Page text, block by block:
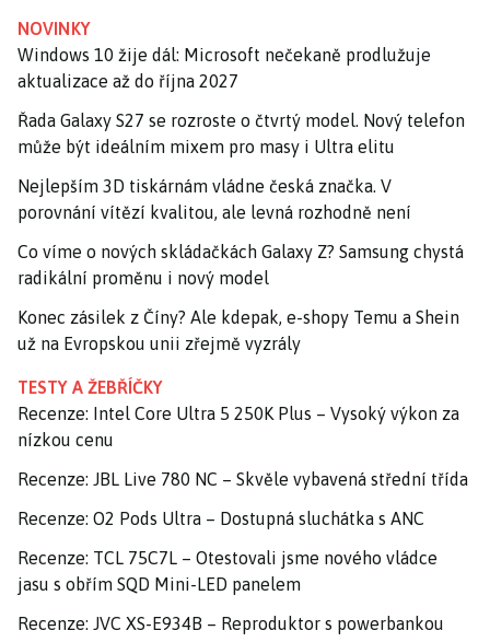
NOVINKY
Windows 10 žije dál: Microsoft nečekaně prodlužuje
aktualizace až do října 2027
Řada Galaxy S27 se rozroste o čtvrtý model. Nový telefon
může být ideálním mixem pro masy i Ultra elitu
Nejlepším 3D tiskárnám vládne česká značka. V
porovnání vítězí kvalitou, ale levná rozhodně není
Co víme o nových skládačkách Galaxy Z? Samsung chystá
radikální proměnu i nový model
Konec zásilek z Číny? Ale kdepak, e-shopy Temu a Shein
už na Evropskou unii zřejmě vyzrály
TESTY A ŽEBŘÍČKY
Recenze: Intel Core Ultra 5 250K Plus – Vysoký výkon za
nízkou cenu
Recenze: JBL Live 780 NC – Skvěle vybavená střední třída
Recenze: O2 Pods Ultra – Dostupná sluchátka s ANC
Recenze: TCL 75C7L – Otestovali jsme nového vládce
jasu s obřím SQD Mini-LED panelem
Recenze: JVC XS-E934B – Reproduktor s powerbankou